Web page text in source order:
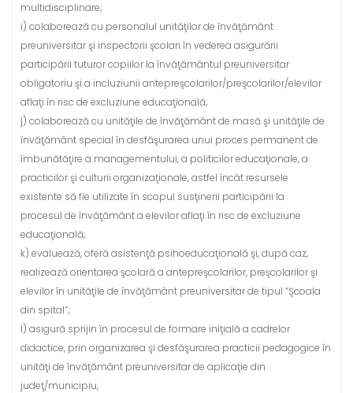
multidisciplinare;
i) colaborează cu personalul unităţilor de învăţământ
preuniversitar şi inspectorii şcolari în vederea asigurării
participării tuturor copiilor la învăţământul preuniversitar
obligatoriu şi a incluziunii antepreşcolarilor/preşcolarilor/elevilor
aflaţi în risc de excluziune educaţională;
j) colaborează cu unităţile de învăţământ de masă şi unităţile de
învăţământ special în desfăşurarea unui proces permanent de
îmbunătăţire a managementului, a politicilor educaţionale, a
practicilor şi culturii organizaţionale, astfel încât resursele
existente să fie utilizate în scopul susţinerii participării la
procesul de învăţământ a elevilor aflaţi în risc de excluziune
educaţională;
k) evaluează, oferă asistenţă psihoeducaţională şi, după caz,
realizează orientarea şcolară a antepreşcolarilor, preşcolarilor şi
elevilor în unităţile de învăţământ preuniversitar de tipul “Şcoala
din spital”;
l) asigură sprijin în procesul de formare iniţială a cadrelor
didactice, prin organizarea şi desfăşurarea practicii pedagogice în
unităţi de învăţământ preuniversitar de aplicaţie din
judeţ/municipiu,